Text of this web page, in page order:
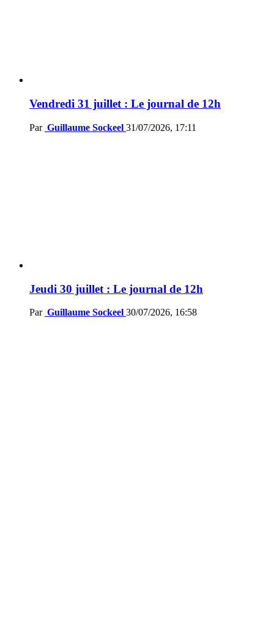
Vendredi 31 juillet : Le journal de 12h
Par Guillaume Sockeel 31/07/2026, 17:11
Jeudi 30 juillet : Le journal de 12h
Par Guillaume Sockeel 30/07/2026, 16:58